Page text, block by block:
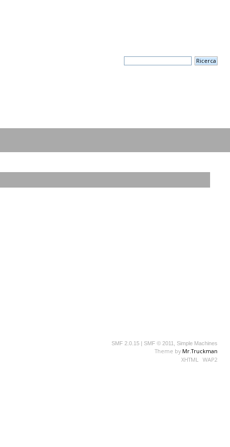
SMF 2.0.15 | SMF © 2011 Simple Machines
Theme by Mr.Truckman
XHTML WAP2